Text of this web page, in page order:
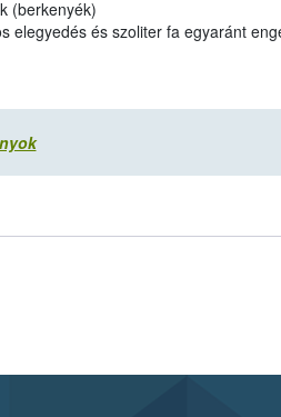
(berkenyék)
elegyedés és szoliter fa egyaránt